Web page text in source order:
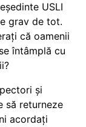
USLI
grav de tot.
că oamenii
întâmplă cu
și
să returneze
acordați